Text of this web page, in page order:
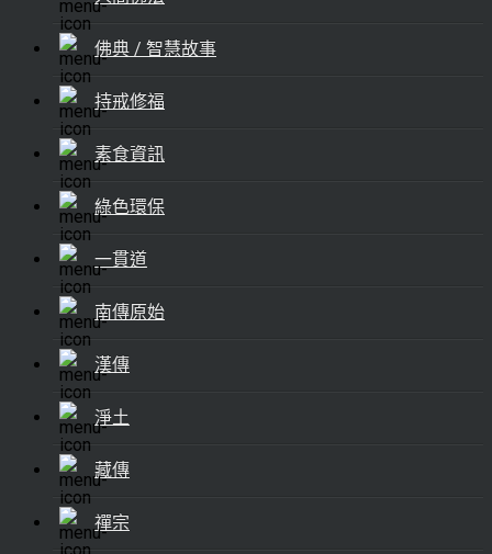
佛典 / 智慧故事
持戒修福
素食資訊
綠色環保
一貫道
南傳原始
漢傳
淨土
藏傳
禪宗